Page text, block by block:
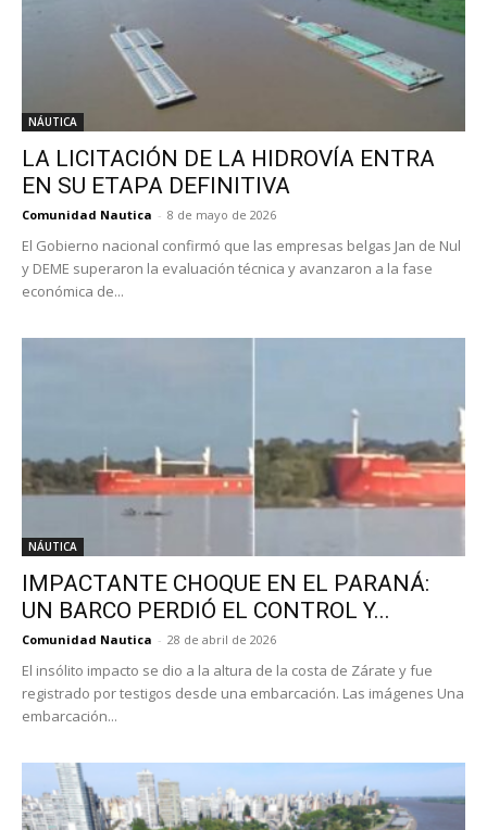
NÁUTICA
LA LICITACIÓN DE LA HIDROVÍA ENTRA
EN SU ETAPA DEFINITIVA
Comunidad Nautica - 8 de mayo de 2026
El Gobierno nacional confirmó que las empresas belgas Jan de Nul
y DEME superaron la evaluación técnica y avanzaron a la fase
económica de...
NÁUTICA
IMPACTANTE CHOQUE EN EL PARANÁ:
UN BARCO PERDIÓ EL CONTROL Y...
Comunidad Nautica - 28 de abril de 2026
El insólito impacto se dio a la altura de la costa de Zárate y fue
registrado por testigos desde una embarcación. Las imágenes Una
embarcación...